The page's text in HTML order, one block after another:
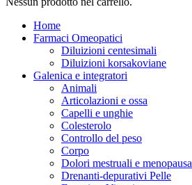
Home
Farmaci Omeopatici
Diluizioni centesimali
Diluizioni korsakoviane
Galenica e integratori
Animali
Articolazioni e ossa
Capelli e unghie
Colesterolo
Controllo del peso
Corpo
Dolori mestruali e menopausa
Drenanti-depurativi Pelle